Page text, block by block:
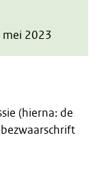
mei 2023
(hierna: de